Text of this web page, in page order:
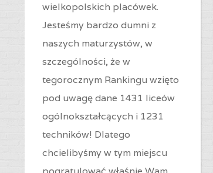
wielkopolskich placówek.
Jesteśmy bardzo dumni z
naszych maturzystów, w
szczególności, że w
tegorocznym Rankingu wzięto
pod uwagę dane 1431 liceów
ogólnokształcących i 1231
techników! Dlatego
chcielibyśmy w tym miejscu